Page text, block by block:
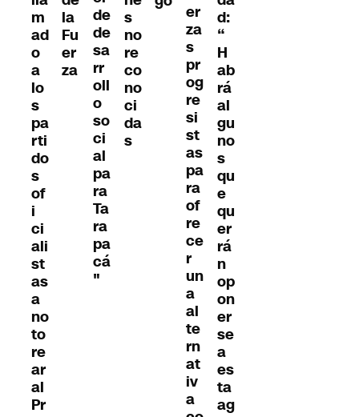
m
ad
o
a
lo
s
pa
rti
do
s
of
i
ci
ali
st
as
a
no
to
re
ar
al
Pr
la
Fu
er
za
de
de
sa
rr
oll
o
so
ci
al
pa
ra
Ta
ra
pa
cá
"
s
no
re
co
no
ci
da
s
er
za
s
pr
og
re
si
st
as
pa
ra
of
re
ce
r
un
a
al
te
rn
at
iv
a
d:
“
H
ab
rá
al
gu
no
s
qu
e
qu
er
rá
n
op
on
er
se
a
es
ta
ag